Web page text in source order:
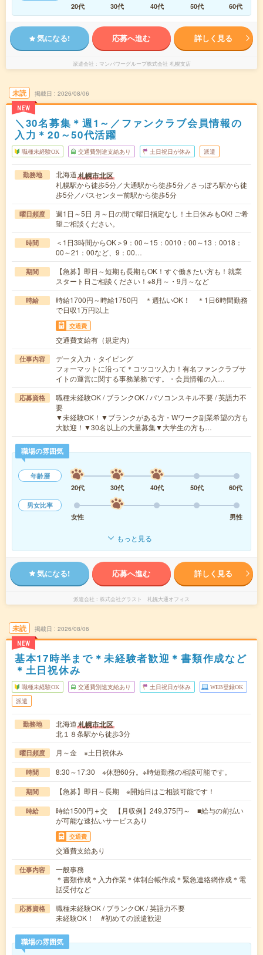
20代
30代 40代 50代 60代
気になる! 応募へ進む 詳しく見る
派遣会社 マンパワーグループ株式会社 札幌支店
未読
NEW
掲載日 2026/08/06
＼30名募集＊週1～／ファンクラブ会員情報の
入力＊20～50代活躍
職種未経験OK 交通費別途支給あり 土日祝日が休み 派遣
勤務地 北海道札幌市北区
札幌駅から徒歩5分／大通駅から徒歩5分／さっぽろ駅から徒
歩5分／バスセンター前駅から徒歩5分
曜日頻度
週1日～5日 月～日の間で曜日指定なし！土日休みもOK! ご希
望ご相談ください。
時間
＜1日3時間からOK＞9：00～15：0010：00～13：0018：
00～21：00など、9：00…
期間
【急募】即日～短期も長期もOK！すぐ働きたい方も！就業
スタート日ご相談ください！※8月～・9月～など
時給
時給1700円～時給1750円 ＊週払いOK！ ＊1日6時間勤務
で日収1万円以上
交通費
交通費支給有（規定内）
仕事内容
データ入力・タイピング
フォーマットに沿って＊コツコツ入力！有名ファンクラブサ
イトの運営に関する事務業務です。・会員情報の入…
応募資格
職種未経験OK / ブランクOK / パソコンスキル不要 / 英語力不
要
▼未経験OK！▼ブランクがある方・Wワーク副業希望の方も
大歓迎！▼30名以上の大量募集▼大学生の方も…
職場の雰囲気
年齢層
20代
30代 40代 50代
60代
男女比率
女性
男性
もっと見る
気になる! 応募へ進む 詳しく見る
派遣会社 株式会社グラスト 札幌大通オフィス
未読
NEW
掲載日 2026/08/06
基本17時半まで＊未経験者歓迎＊書類作成など
＊土日祝休み
職種未経験OK 交通費別途支給あり 土日祝日が休み WEB登録OK
派遣
勤務地 北海道札幌市北区
北１８条駅から徒歩3分
曜日頻度 月～金 ※土日祝休み
時間 8:30～17:30 ※休憩60分。※時短勤務の相談可能です。
期間 【急募】即日～長期 ※開始日はご相談可能です！
時給
時給1500円＋交 【月収例】249,375円～ ■給与の前払い
が可能な速払いサービスあり
交通費
交通費支給あり
仕事内容
一般事務
＊書類作成＊入力作業＊体制台帳作成＊緊急連絡網作成＊電
話受付など
応募資格
職種未経験OK / ブランクOK / 英語力不要
未経験OK！ #初めての派遣歓迎
職場の雰囲気